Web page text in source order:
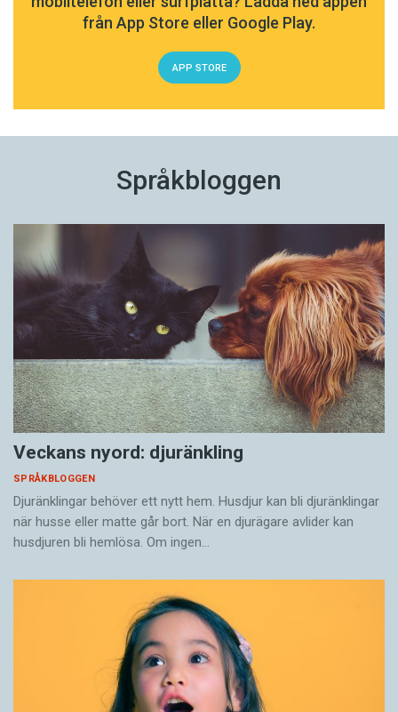
från App Store eller Google Play.
APP STORE
Språkbloggen
Veckans nyord: djuränkling
SPRÅKBLOGGEN
Djuränklingar behöver ett nytt hem. Husdjur kan bli djuränklingar
när husse eller matte går bort. När en djurägare avlider kan
husdjuren bli hemlösa. Om ingen…